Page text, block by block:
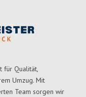
für Qualität,
Umzug. Mit
Team sorgen wir